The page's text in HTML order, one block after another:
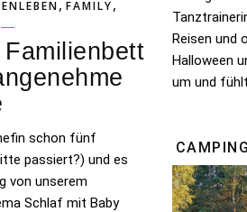
, FAMILY,
schon fünf
passiert?) und es
von unserem
Schlaf mit Baby
Reisen und
Halloween
um und